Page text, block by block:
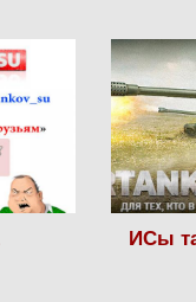
ИСы